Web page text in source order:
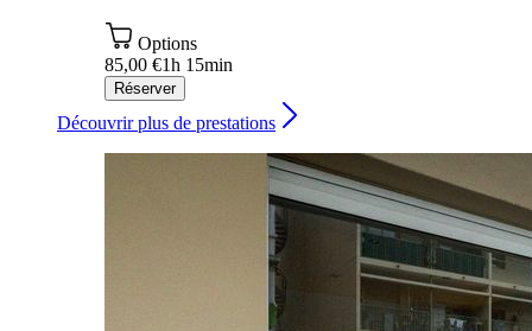
Options
85,00 €1h 15min
Réserver
Découvrir plus de prestations